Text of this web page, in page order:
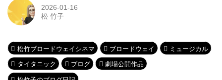
2026-01-16
松 竹子
松竹ブロードウェイシネマ ブロードウェイ ミュージカル
タイタニック ブログ 劇場公開作品